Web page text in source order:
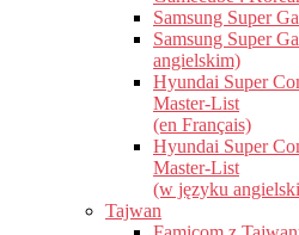
Samsung Super
Samsung Super
angielskim)
Hyundai Super
Master-List
(en Français)
Hyundai Super
Master-List
(w języku
Tajwan